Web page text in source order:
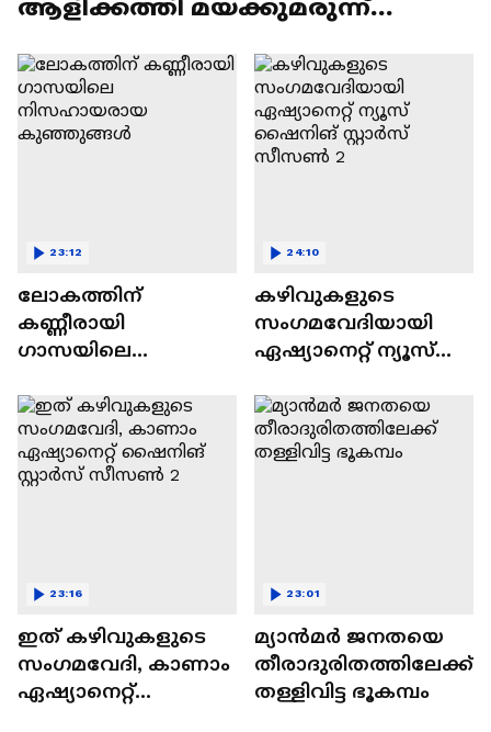
ആളിക്കത്തി മയക്കുമരുന്ന്
ലോകത്തിന്
കണ്ണീരായി
ഗാസയിലെ
കുഞ്ഞുങ്ങൾ
23:12
കഴിവുകളുടെ
സംഗമവേദിയായി
ഏഷ്യാനെറ്റ് ന്യൂസ്
സീസൺ 2
24:10
ഇത് കഴിവുകളുടെ
സംഗമവേദി, കാണാം
ഏഷ്യാനെറ്റ്
23:16
മ്യാൻമർ ജനതയെ
തീരാദുരിതത്തിലേക്ക്
തള്ളിവിട്ട ഭൂകമ്പം
23:01